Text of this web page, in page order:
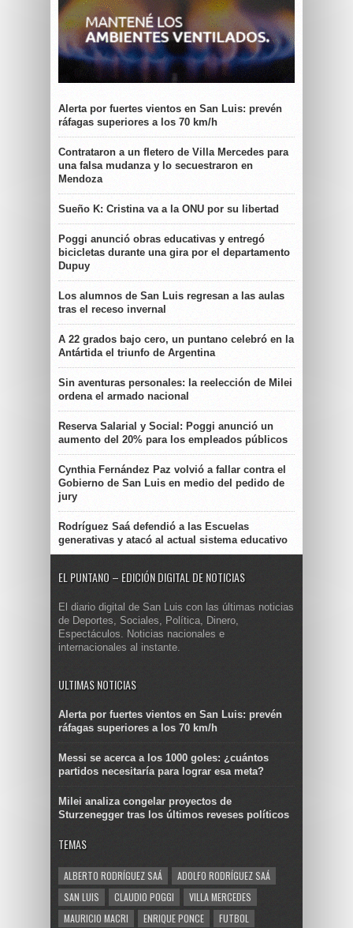
Alerta por fuertes vientos en San Luis: prevén
ráfagas superiores a los 70 km/h
Contrataron a un fletero de Villa Mercedes para
una falsa mudanza y lo secuestraron en
Mendoza
Sueño K: Cristina va a la ONU por su libertad
Poggi anunció obras educativas y entregó
bicicletas durante una gira por el departamento
Dupuy
Los alumnos de San Luis regresan a las aulas
tras el receso invernal
A 22 grados bajo cero, un puntano celebró en la
Antártida el triunfo de Argentina
Sin aventuras personales: la reelección de Milei
ordena el armado nacional
Reserva Salarial y Social: Poggi anunció un
aumento del 20% para los empleados públicos
Cynthia Fernández Paz volvió a fallar contra el
Gobierno de San Luis en medio del pedido de
jury
Rodríguez Saá defendió a las Escuelas
generativas y atacó al actual sistema educativo
EL PUNTANO – EDICIÓN DIGITAL DE NOTICIAS
El diario digital de San Luis con las últimas noticias
de Deportes, Sociales, Política, Dinero,
Espectáculos. Noticias nacionales e
internacionales al instante.
ULTIMAS NOTICIAS
Alerta por fuertes vientos en San Luis: prevén
ráfagas superiores a los 70 km/h
Messi se acerca a los 1000 goles: ¿cuántos
partidos necesitaría para lograr esa meta?
Milei analiza congelar proyectos de
Sturzenegger tras los últimos reveses políticos
TEMAS
ALBERTO RODRÍGUEZ SAÁ
ADOLFO RODRÍGUEZ SAÁ
SAN LUIS
CLAUDIO POGGI
VILLA MERCEDES
MAURICIO MACRI
ENRIQUE PONCE FUTBOL